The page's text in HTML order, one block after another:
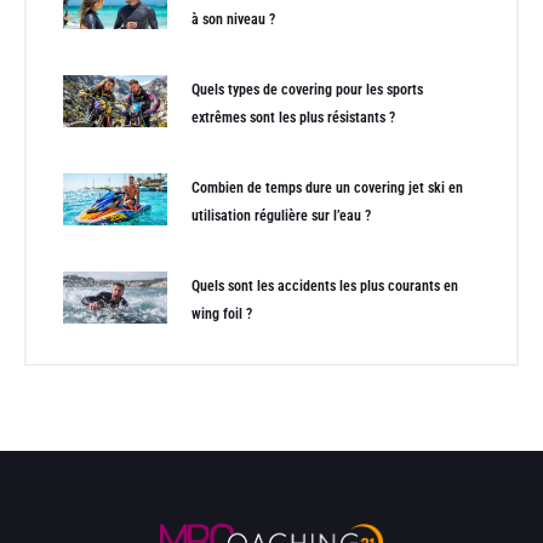
à son niveau ?
Quels types de covering pour les sports
extrêmes sont les plus résistants ?
Combien de temps dure un covering jet ski en
utilisation régulière sur l’eau ?
Quels sont les accidents les plus courants en
wing foil ?